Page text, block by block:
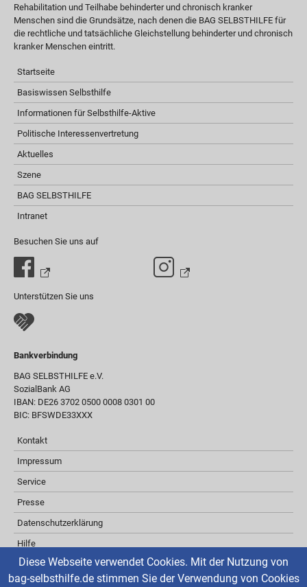
Diese Webseite verwendet Cookies. Mit der Nutzung von
bag-selbsthilfe.de stimmen Sie der Verwendung von Cookies
Rehabilitation und Teilhabe behinderter und chronisch kranker
Menschen sind die Grundsätze, nach denen die BAG SELBSTHILFE für
die rechtliche und tatsächliche Gleichstellung behinderter und chronisch
kranker Menschen eintritt.
Startseite
Basiswissen Selbsthilfe
Informationen für Selbsthilfe-Aktive
Politische Interessenvertretung
Aktuelles
Szene
BAG SELBSTHILFE
Intranet
Besuchen Sie uns auf
Unterstützen Sie uns
Bankverbindung
BAG SELBSTHILFE e.V.
SozialBank AG
IBAN: DE26 3702 0500 0008 0301 00
BIC: BFSWDE33XXX
Kontakt
Impressum
Service
Presse
Datenschutzerklärung
Hilfe
Barrierefreiheit
Inhaltsverzeichnis